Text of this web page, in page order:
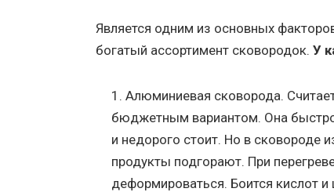
Является одним из основных
богатый ассортимент сковородок. У
Алюминиевая сковорода.
бюджетным вариантом. Она быстро
и недорого стоит. Но в сковороде
продукты подгорают. При
деформироваться. Боится кислот и